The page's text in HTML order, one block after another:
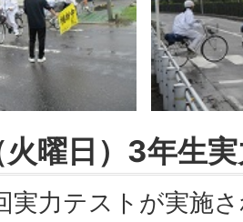
曜日）3年生
実力テストが実施